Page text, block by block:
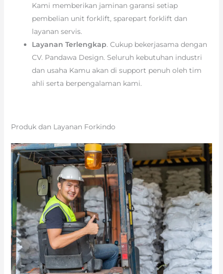
Kami memberikan jaminan garansi setiap
pembelian unit forklift, sparepart forklift dan
layanan servis.
Layanan Terlengkap. Cukup bekerjasama dengan
CV. Pandawa Design. Seluruh kebutuhan industri
dan usaha Kamu akan di support penuh oleh tim
ahli serta berpengalaman kami.
Produk dan Layanan Forkindo